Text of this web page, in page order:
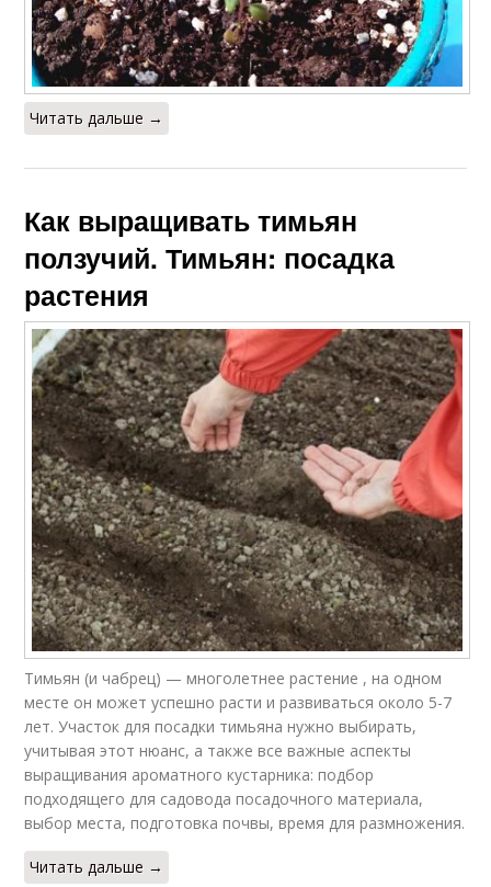
Читать дальше →
Как выращивать тимьян
ползучий. Тимьян: посадка
растения
Тимьян (и чабрец) — многолетнее растение , на одном
месте он может успешно расти и развиваться около 5-7
лет. Участок для посадки тимьяна нужно выбирать,
учитывая этот нюанс, а также все важные аспекты
выращивания ароматного кустарника: подбор
подходящего для садовода посадочного материала,
выбор места, подготовка почвы, время для размножения.
Читать дальше →